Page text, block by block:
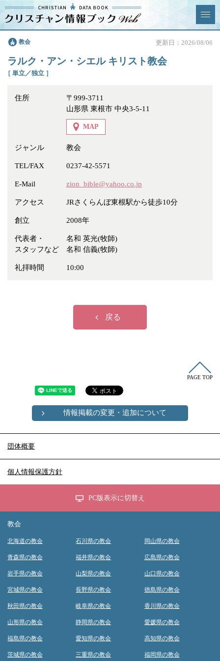
クリスチャン
情報ブックとは
News & Topics
よくあるご質問
情報掲載の変更・追加につい
教会 学校・幼稚園・神学校
特別集会奉仕者 医療・福祉
冠婚葬祭
教団教派
教会 更新日：2026/08/06
ラルク・アン・シエル キリスト教会
［ 単立／独立 ］
住所
〒999-3711
山形県 東根市 中央3-5-11
MAP
ジャンル 教会
TEL/FAX 0237-42-5571
E-Mail zion_bible@yahoo.co.jp
アクセス JRさくらんぼ東根駅から徒歩10分
創立 2008年
代表者・
スタッフなど
名和 英光(牧師)
名和 信義(牧師)
礼拝時間 10:00
戻る
PAGE TOP
情報掲載の変更・追加について
団体概要
個人情報保護方針
PC版表示に切替え
教会
北海道の教会
青森県の教会
岩手県の教会
宮城県の教会
秋田県の教会
山形県の教会
福島県の教会
茨城県の教会
石川県の教会
福井県の教会
山梨県の教会
長野県の教会
岐阜県の教会
静岡県の教会
愛知県の教会
三重県の教会
岡山県の教会
広島県の教会
山口県の教会
徳島県の教会
香川県の教会
愛媛県の教会
高知県の教会
福岡県の教会